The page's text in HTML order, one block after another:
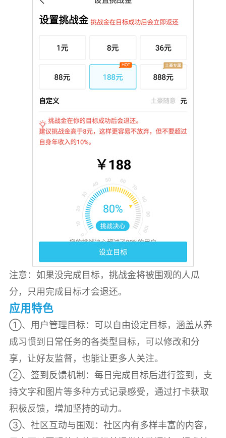
注意：如果没完成目标，挑战金将被围观的人瓜
分，只用完成目标才会退还。
应用特色
①、用户管理目标：可以自由设定目标，涵盖从养
成习惯到日常任务的各类型目标，可以修改和分
享，让好友监督，也能让更多人关注。
②、签到反馈机制：每日完成目标后进行签到，支
持文字和图片等多种方式记录感受，通过打卡获取
积极反馈，增加坚持的动力。
③、社区互动与围观：社区内有多样丰富的内容，